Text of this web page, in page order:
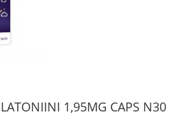
1,95MG CAPS N30